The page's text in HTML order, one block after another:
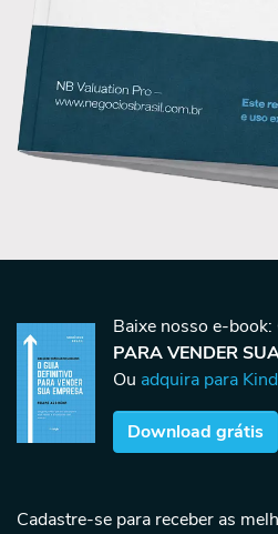
Baixe nosso e-book:
PARA VENDER
Ou adquira para
Download grátis
Cadastre-se para receber as